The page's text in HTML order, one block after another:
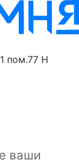
пом.77 Н
ваши